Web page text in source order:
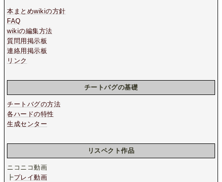
本まとめwikiの方針
FAQ
wikiの編集方法
質問用掲示板
連絡用掲示板
リンク
チートバグの基礎
チートバグの方法
各ハードの特性
生成センター
リスペクト作品
ニコニコ動画
┣プレイ動画